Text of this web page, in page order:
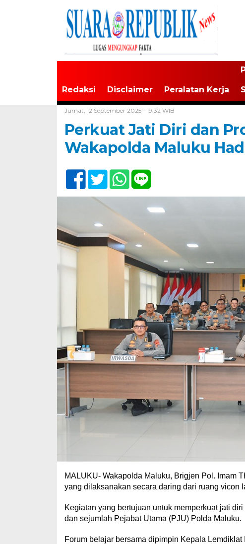
Redaksi Disclaimer Peralatan Kerja
Jumat, 12 September 2025 - 19:32 WIB
Perkuat Jati Diri dan
Wakapolda Maluku
MALUKU- Wakapolda Maluku, Brigjen Pol. Imam
yang dilaksanakan secara daring dari ruang vicon
Kegiatan yang bertujuan untuk memperkuat jati
dan sejumlah Pejabat Utama (PJU) Polda Maluku.
Forum belajar bersama dipimpin Kepala